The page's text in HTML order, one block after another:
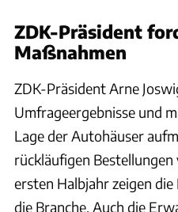
ZDK-Präsident
Maßnahmen
ZDK-Präsident Arne
Umfrageergebnisse und
Lage der Autohäuser
rückläufigen
ersten Halbjahr zeigen
die Branche. Auch die